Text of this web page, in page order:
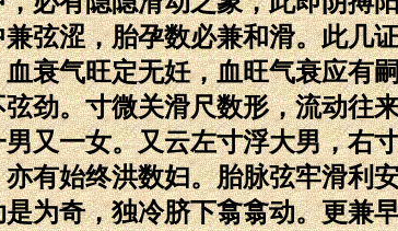
弦涩，胎孕数必兼和滑。此几
衰气旺定无妊，血旺气衰应有
劲。寸微关滑尺数形，流动往
又一女。又云左寸浮大男，右
有始终洪数妇。胎脉弦牢滑利
为奇，独冷脐下翕翕动。更兼